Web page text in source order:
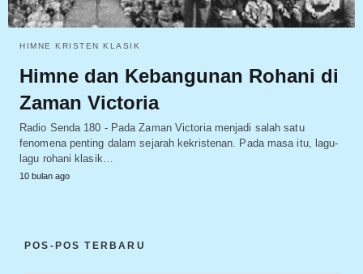
HIMNE KRISTEN KLASIK
Himne dan Kebangunan Rohani di
Zaman Victoria
Radio Senda 180 - Pada Zaman Victoria menjadi salah satu
fenomena penting dalam sejarah kekristenan. Pada masa itu, lagu-
lagu rohani klasik…
10 bulan ago
POS-POS TERBARU